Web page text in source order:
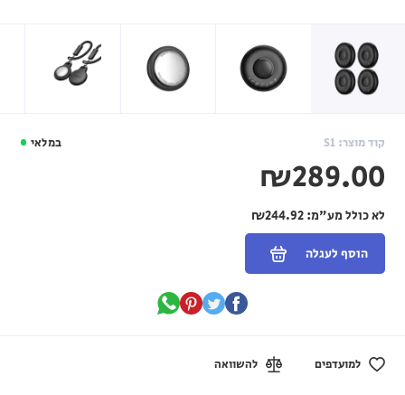
במלאי קוד מוצר: S1
₪289.00
לא כולל מע"מ:₪244.92
הוסף לעגלה
למועדפים להשוואה